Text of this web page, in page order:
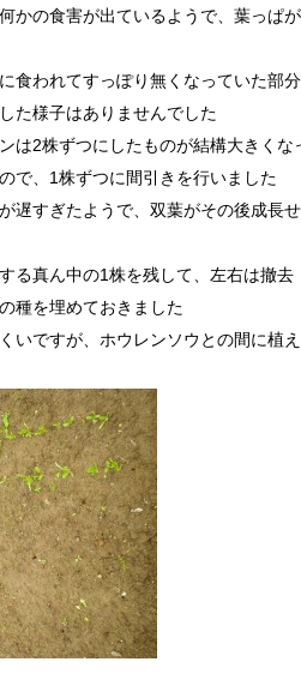
かの食害が出ているようで、葉っぱ
食われてすっぽり無くなっていた部
た様子はありませんでした
は2株ずつにしたものが結構大きくな
で、1株ずつに間引きを行いました
遅すぎたようで、双葉がその後成長
る真ん中の1株を残して、左右は撤去
種を埋めておきました
いですが、ホウレンソウとの間に植